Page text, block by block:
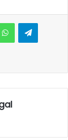
WhatsApp